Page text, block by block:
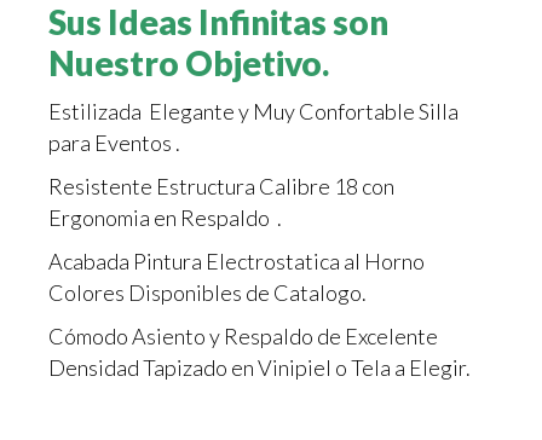
Sus Ideas Infinitas son
Nuestro Objetivo.
Estilizada Elegante y Muy Confortable Silla
para Eventos .
Resistente Estructura Calibre 18 con
Ergonomia en Respaldo .
Acabada Pintura Electrostatica al Horno
Colores Disponibles de Catalogo.
Cómodo Asiento y Respaldo de Excelente
Densidad Tapizado en Vinipiel o Tela a Elegir.